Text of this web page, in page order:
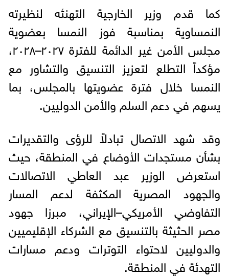
كما قدم وزير الخارجية التهنئه لنظيرته
النمساوية بمناسبة فوز النمسا بعضوية
مجلس الأمن غير الدائمة للفترة ٢٠٢٧–٢٠٢٨،
مؤكداً التطلع لتعزيز التنسيق والتشاور مع
النمسا خلال فترة عضويتها بالمجلس، بما
يسهم في دعم السلم والأمن الدوليين.
وقد شهد الاتصال تبادلاً للرؤى والتقديرات
بشأن مستجدات الأوضاع في المنطقة، حيث
استعرض الوزير عبد العاطي الاتصالات
والجهود المصرية المكثفة لدعم المسار
التفاوضي الأمريكي–الإيراني، مبرزا جهود
مصر الحثيثة بالتنسيق مع الشركاء الإقليميين
والدوليين لاحتواء التوترات ودعم مسارات
التهدئة في المنطقة.